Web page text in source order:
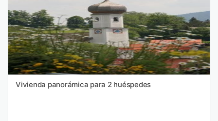
Vivienda panorámica para 2 huéspedes